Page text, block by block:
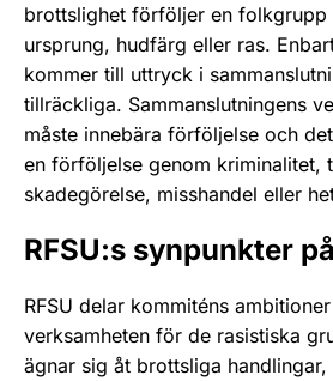
brottslighet förföljer en folkgrupp
ursprung, hudfärg eller ras.
kommer till uttryck i
tillräckliga. Sammanslutningens
måste innebära förföljelse och
en förföljelse genom kriminalitet,
skadegörelse, misshandel eller
RFSU:s synpunkter
RFSU delar kommiténs
verksamheten för de rasistiska
ägnar sig åt brottsliga